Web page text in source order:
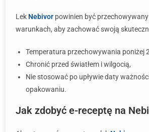
Lek Nebivor powinien być
warunkach, aby zachować swoją
Temperatura przechowywania poniżej
Chronić przed światłem i wilgocią,
Nie stosować po upływie daty
opakowaniu.
Jak zdobyć e-receptę na